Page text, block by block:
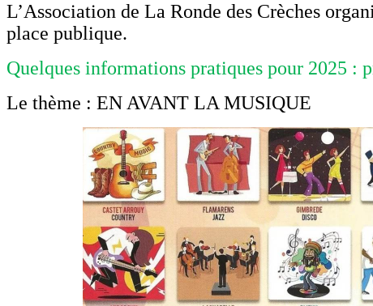
L’Association de La Ronde des Crèches
place publique.
Quelques informations pratiques pour 2025 :
Le thème : EN AVANT LA MUSIQUE